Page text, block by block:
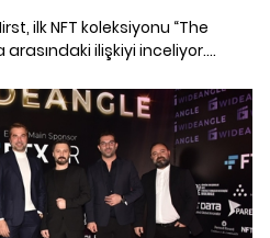
ilk NFT koleksiyonu “The
ilişkiyi inceliyor.
fiziksel eseri ya da NFT'yi
gerçekleşecek “The Currency”
eserlerin fiziksel versiyonları